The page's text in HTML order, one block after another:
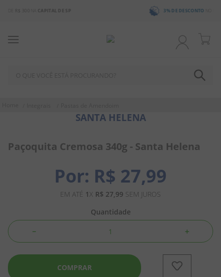
NO BOLETO OU PIX
SANTA HELENA
Paçoquita Cremosa 340g - Santa Helena
R$ 27,99
EM ATÉ 1X R$ 27,99 SEM JUROS
Quantidade
＋
－
COMPRAR
1 º
chocolate
3º
pirulito
5
amendoim
salgadinho
7º
biscoito
9º
doce leite
pipoca